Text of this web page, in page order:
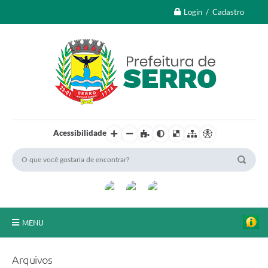
Login / Cadastro
Acessibilidade
MENU
Arquivos